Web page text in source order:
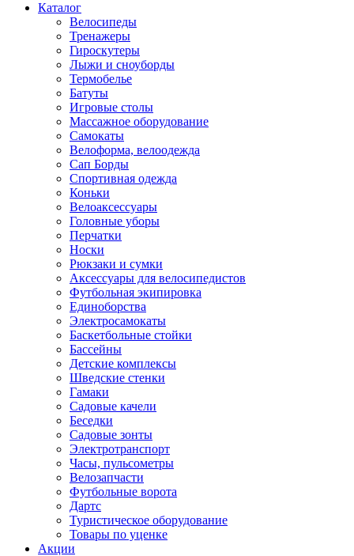
Каталог
Велосипеды
Тренажеры
Гироскутеры
Лыжи и сноуборды
Термобелье
Батуты
Игровые столы
Массажное оборудование
Самокаты
Велоформа, велоодежда
Сап Борды
Спортивная одежда
Коньки
Велоаксессуары
Головные уборы
Перчатки
Носки
Рюкзаки и сумки
Аксессуары для велосипедистов
Футбольная экипировка
Единоборства
Электросамокаты
Баскетбольные стойки
Бассейны
Детские комплексы
Шведские стенки
Гамаки
Садовые качели
Беседки
Садовые зонты
Электротранспорт
Часы, пульсометры
Велозапчасти
Футбольные ворота
Дартс
Туристическое оборудование
Товары по уценке
Акции